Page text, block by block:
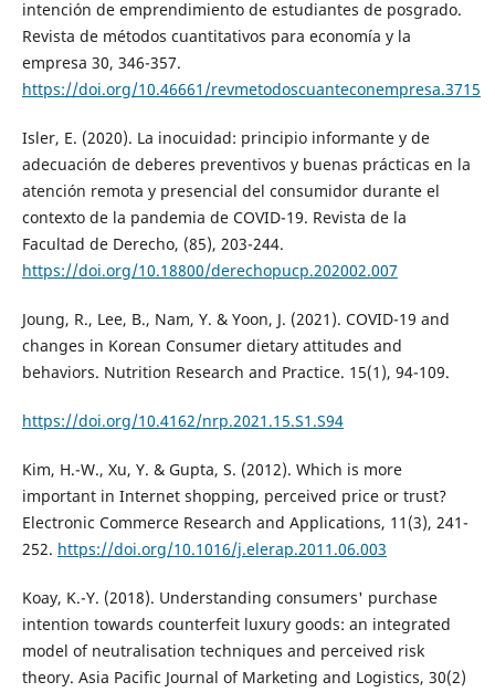
intención de emprendimiento de estudiantes de posgrado.
Revista de métodos cuantitativos para economía y la
empresa 30, 346-357.
https://doi.org/10.46661/revmetodoscuanteconempresa.3715
Isler, E. (2020). La inocuidad: principio informante y de
adecuación de deberes preventivos y buenas prácticas en la
atención remota y presencial del consumidor durante el
contexto de la pandemia de COVID-19. Revista de la
Facultad de Derecho, (85), 203-244.
https://doi.org/10.18800/derechopucp.202002.007
Joung, R., Lee, B., Nam, Y. & Yoon, J. (2021). COVID-19 and
changes in Korean Consumer dietary attitudes and
behaviors. Nutrition Research and Practice. 15(1), 94-109.
https://doi.org/10.4162/nrp.2021.15.S1.S94
Kim, H.-W., Xu, Y. & Gupta, S. (2012). Which is more
important in Internet shopping, perceived price or trust?
Electronic Commerce Research and Applications, 11(3), 241-
252. https://doi.org/10.1016/j.elerap.2011.06.003
Koay, K.-Y. (2018). Understanding consumers' purchase
intention towards counterfeit luxury goods: an integrated
model of neutralisation techniques and perceived risk
theory. Asia Pacific Journal of Marketing and Logistics, 30(2)